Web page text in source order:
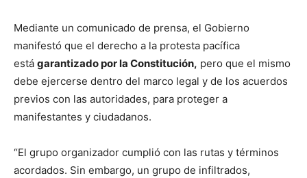
Mediante un comunicado de prensa, el Gobierno
manifestó que el derecho a la protesta pacífica
está garantizado por la Constitución, pero que el mismo
debe ejercerse dentro del marco legal y de los acuerdos
previos con las autoridades, para proteger a
manifestantes y ciudadanos.
“El grupo organizador cumplió con las rutas y términos
acordados. Sin embargo, un grupo de infiltrados,